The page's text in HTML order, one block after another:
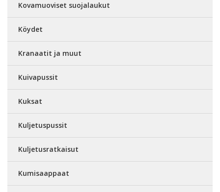
Kovamuoviset suojalaukut
Köydet
Kranaatit ja muut
Kuivapussit
Kuksat
Kuljetuspussit
Kuljetusratkaisut
Kumisaappaat